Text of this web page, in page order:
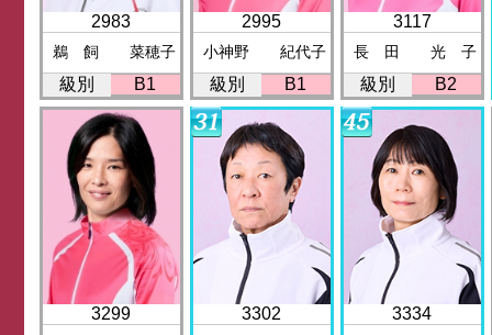
2983
鵜 飼 菜穂子
級別 B1
2995
小神野 紀代子
級別 B1
3117
長 田 光 子
級別 B2
3299 3302 3334